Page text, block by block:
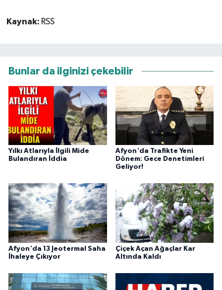
Kaynak: RSS
Bunlar da ilginizi çekebilir
Yılkı Atlarıyla İlgili Mide
Bulandıran İddia
Afyon'da Trafikte Yeni
Dönem: Gece Denetimleri
Geliyor!
Afyon'da 13 Jeotermal Saha
İhaleye Çıkıyor
Çiçek Açan Ağaçlar Kar
Altında Kaldı